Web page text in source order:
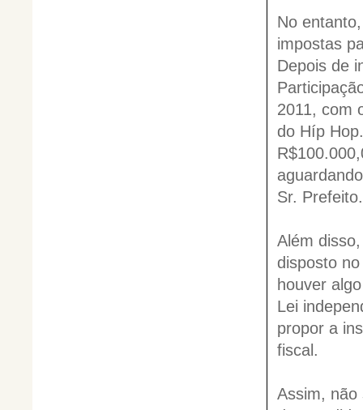
No
impostas
Depois de
2011, com
do Híp
Sr. Prefeito.
Além
disposto
houver
Lei
propor a
fiscal.
Assim, não